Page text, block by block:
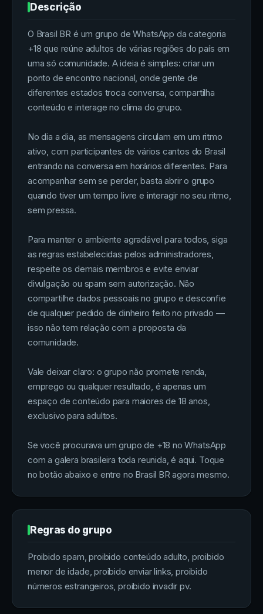
Descrição
O Brasil BR é um grupo de WhatsApp da categoria
+18 que reúne adultos de várias regiões do país em
uma só comunidade. A ideia é simples: criar um
ponto de encontro nacional, onde gente de
diferentes estados troca conversa, compartilha
conteúdo e interage no clima do grupo.
No dia a dia, as mensagens circulam em um ritmo
ativo, com participantes de vários cantos do Brasil
entrando na conversa em horários diferentes. Para
acompanhar sem se perder, basta abrir o grupo
quando tiver um tempo livre e interagir no seu ritmo,
sem pressa.
Para manter o ambiente agradável para todos, siga
as regras estabelecidas pelos administradores,
respeite os demais membros e evite enviar
divulgação ou spam sem autorização. Não
compartilhe dados pessoais no grupo e desconfie
de qualquer pedido de dinheiro feito no privado —
isso não tem relação com a proposta da
comunidade.
Vale deixar claro: o grupo não promete renda,
emprego ou qualquer resultado, é apenas um
espaço de conteúdo para maiores de 18 anos,
exclusivo para adultos.
Se você procurava um grupo de +18 no WhatsApp
com a galera brasileira toda reunida, é aqui. Toque
no botão abaixo e entre no Brasil BR agora mesmo.
Regras do grupo
Proibido spam, proibido conteúdo adulto, proibido
menor de idade, proibido enviar links, proibido
números estrangeiros, proibido invadir pv.